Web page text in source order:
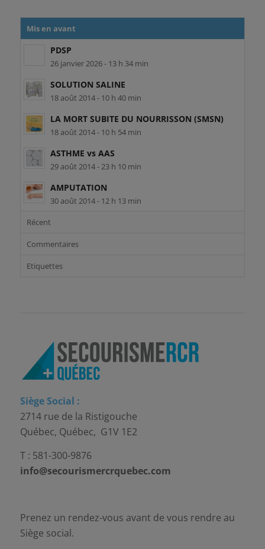
Mis en avant
PDSP
26 janvier 2026 - 13 h 34 min
SOLUTION SALINE
18 août 2014 - 10 h 40 min
LA MORT SUBITE DU NOURRISSON (SMSN)
18 août 2014 - 10 h 54 min
ASTHME vs AAS
29 août 2014 - 23 h 10 min
AMPUTATION
30 août 2014 - 12 h 13 min
Récent
Commentaires
Etiquettes
Siège Social :
2714 rue de la Ristigouche
Québec, Québec, G1V 1E2
T : 581-300-9876
info@secourismercrquebec.com
Prenez un rendez-vous avant de vous rendre au
Siège social.